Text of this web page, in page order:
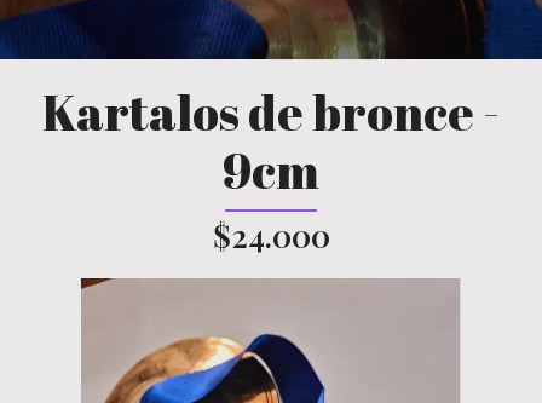
Kartalos de bronce -
9cm
$24.000